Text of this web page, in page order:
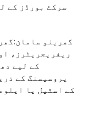
سرکٹ بورڈز کے
گھریلو سامان:
ریفریجریٹرز،
کے لیے
پروسیسنگ کے
کے اسٹیل یا